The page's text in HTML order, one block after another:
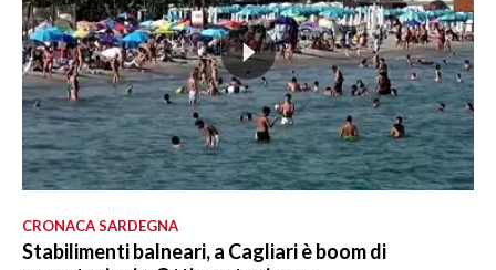
CRONACA SARDEGNA
Stabilimenti balneari, a Cagliari è boom di